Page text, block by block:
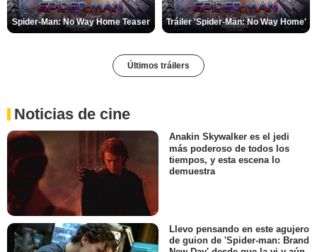
Spider-Man: No Way Home Teaser Tráiler 'Spider-Man: No Way Home'
Últimos tráilers
Noticias de cine
Anakin Skywalker es el jedi
más poderoso de todos los
tiempos, y esta escena lo
demuestra
Llevo pensando en este agujero
de guion de 'Spider-man: Brand